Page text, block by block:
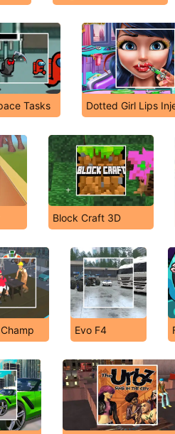
Tasks Dotted Girl Lips
Block Craft 3D
Evo F4